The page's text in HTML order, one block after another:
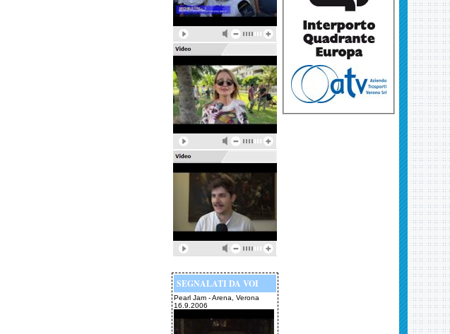
SEGNALATI DA VOI
Pearl Jam - Arena, Verona
16.9.2006